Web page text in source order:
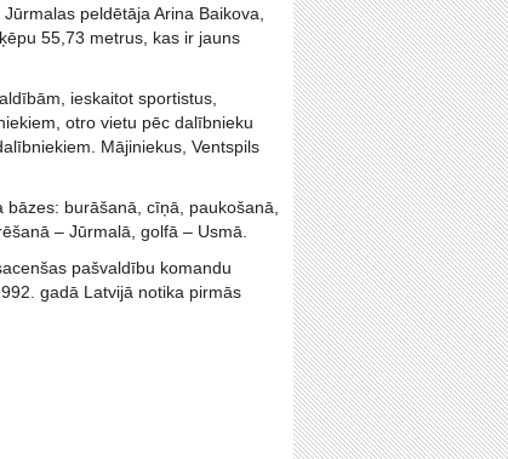
peldētāja Arina Baikova,
55,73 metrus, kas ir jauns
ieskaitot sportistus,
otro vietu pēc dalībnieku
Mājiniekus, Ventspils
burāšanā, cīņā, paukošanā,
– Jūrmalā, golfā – Usmā.
pašvaldību komandu
gadā Latvijā notika pirmās